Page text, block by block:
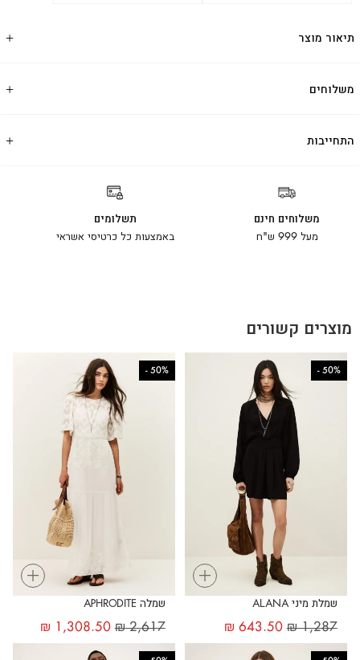
תיאור מוצר
משלוחים
התחייבות
משלוחים חינם
מעל 999 ש"ח
תשלומים
באמצעות כל כרטיסי אשראי
מוצרים קשורים
+
50%
-
שמלת מיני ALANA
₪1,287
₪ 643.50
+
50%
-
שמלה APHRODITE
₪2,617
₪ 1,308.50